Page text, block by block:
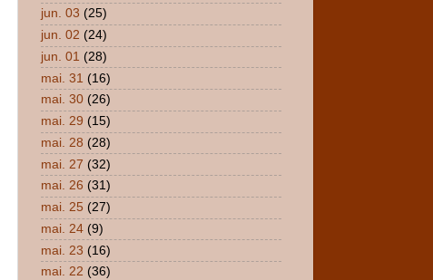
jun. 03 (25)
jun. 02 (24)
jun. 01 (28)
mai. 31 (16)
mai. 30 (26)
mai. 29 (15)
mai. 28 (28)
mai. 27 (32)
mai. 26 (31)
mai. 25 (27)
mai. 24 (9)
mai. 23 (16)
mai. 22 (36)